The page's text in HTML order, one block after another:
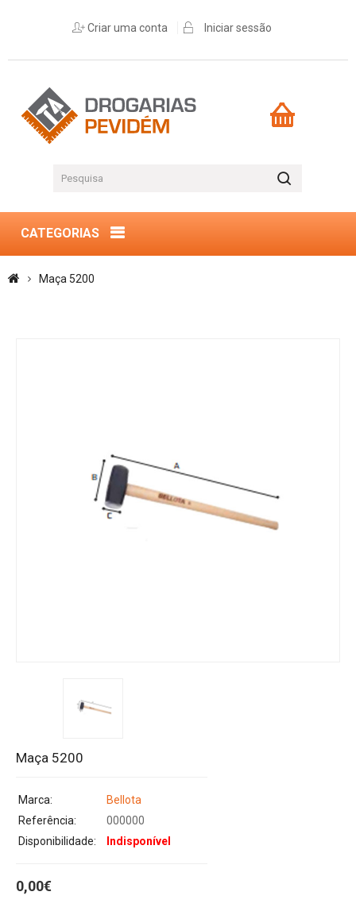
Criar uma conta Iniciar sessão
CATEGORIAS
Maça 5200
Maça 5200
Marca:
Bellota
Referência:
000000
Disponibilidade:
Indisponível
0,00€